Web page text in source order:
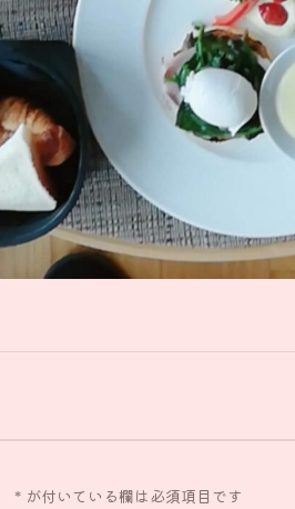
* が付いている欄は必須項目です